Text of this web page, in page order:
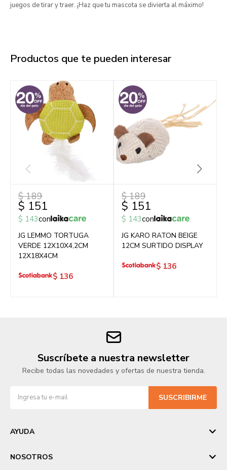
juegos de tirar y traer. ¡Haz que tu mascota se divierta al máximo!
Productos que te pueden interesar
$ 151
$ 189
$ 143con
JG LEMMO TORTUGA
VERDE 12X10X4,2CM
12X18X4CM
$ 136
$ 151
$ 189
$ 143con
JG KARO RATON BEIGE
12CM SURTIDO DISPLAY
$ 136
Suscríbete a nuestra newsletter
Recibe todas las novedades y ofertas de nuestra tienda.
SUSCRIBIRME
AYUDA
NOSOTROS